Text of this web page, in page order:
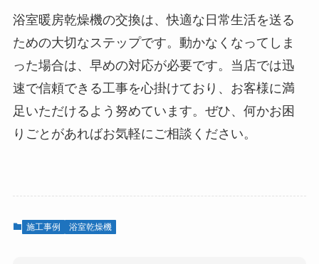
浴室暖房乾燥機の交換は、快適な日常生活を送る
ための大切なステップです。動かなくなってしま
った場合は、早めの対応が必要です。当店では迅
速で信頼できる工事を心掛けており、お客様に満
足いただけるよう努めています。ぜひ、何かお困
りごとがあればお気軽にご相談ください。
施工事例 浴室乾燥機